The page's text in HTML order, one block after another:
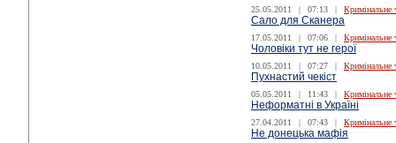
25.05.2011 | 07:13 | Кримінальне
Сало для Сканера
17.05.2011 | 07:06 | Кримінальне
Чоловіки тут не герої
10.05.2011 | 07:27 | Кримінальне
Пухнастий чекіст
05.05.2011 | 11:43 | Кримінальне
Неформатні в Україні
27.04.2011 | 07:43 | Кримінальне
Не донецька мафія